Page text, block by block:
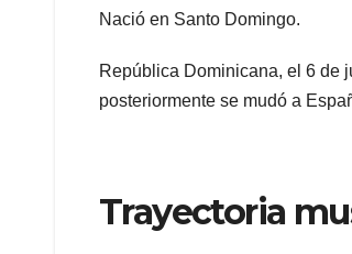
Nació en Santo Domingo.
República Dominicana, el 6 de
posteriormente se mudó a
Trayectoria